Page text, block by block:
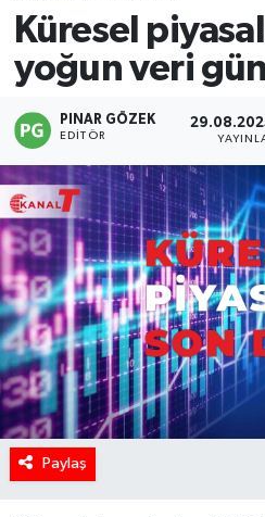
Küresel
yoğun veri
PINAR GÖZEK
EDITÖR
Paylaş